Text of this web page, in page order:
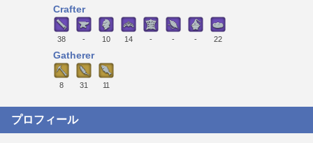
Crafter
38 - 10 14 - - - 22
Gatherer
8 31 11
プロフィール